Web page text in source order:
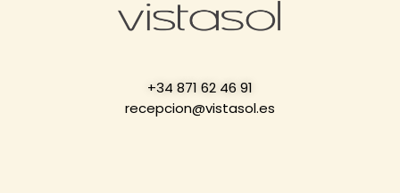
+34 871 62 46 91
recepcion@vistasol.es